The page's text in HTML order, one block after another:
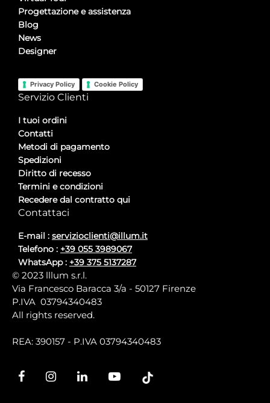
Progettazione e assistenza
Blog
News
Designer
Privacy Policy Cookie Policy
Servizio Clienti
I tuoi ordini
Contatti
Metodi di pagamento
Spedizioni
Diritto di recesso
Termini e condizioni
Recedere dal contratto qui
Contattaci
E-mail : servizioclienti@illum.it
Telefono : +39 055 3989067
WhatsApp : +39 375 5137287
© 2023 lllum s.r.l.
Via Francesco Baracca 3/a - 50127 Firenze
P.IVA 03794340483
All rights reserved.
REA: 390157 - P.IVA 03794340483